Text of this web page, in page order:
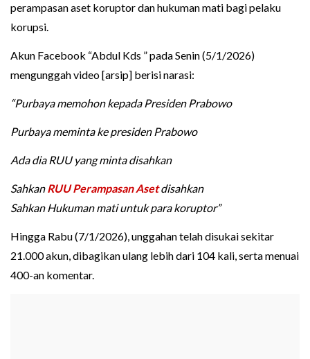
perampasan aset koruptor dan hukuman mati bagi pelaku
korupsi.
Akun Facebook “Abdul Kds ” pada Senin (5/1/2026)
mengunggah video [arsip] berisi narasi:
“Purbaya memohon kepada Presiden Prabowo
Purbaya meminta ke presiden Prabowo
Ada dia RUU yang minta disahkan
SahkanRUU Perampasan Asetdisahkan
Sahkan Hukuman mati untuk para koruptor”
Hingga Rabu (7/1/2026), unggahan telah disukai sekitar
21.000 akun, dibagikan ulang lebih dari 104 kali, serta menuai
400-an komentar.